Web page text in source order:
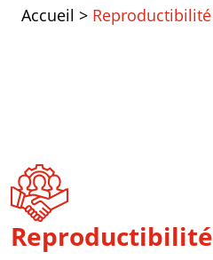
Accueil > Reproductibilité
Reproductibilité